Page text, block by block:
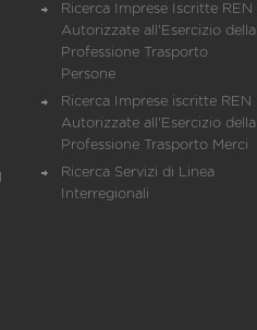
Ricerca Imprese Iscritte REN
Autorizzate all'Esercizio della
Professione Trasporto
Persone
Ricerca Imprese iscritte REN
Autorizzate all'Esercizio della
Professione Trasporto Merci
Ricerca Servizi di Linea
Interregionali